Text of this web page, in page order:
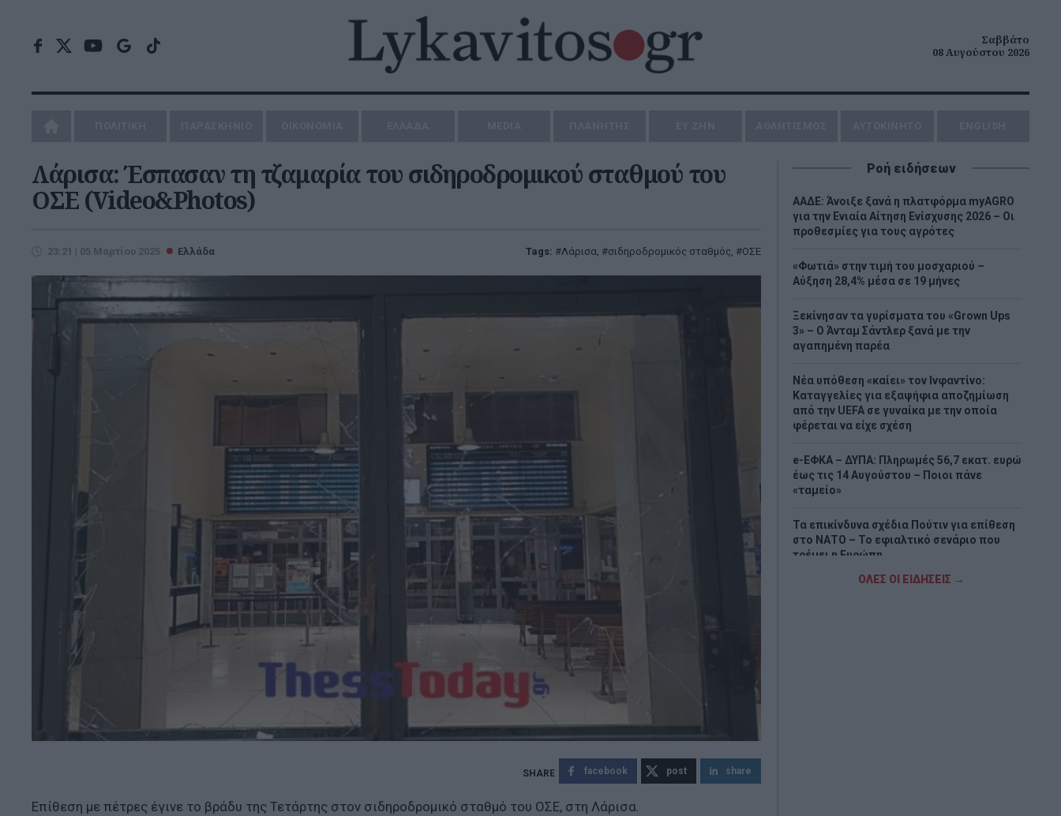
Σαββάτο
08 Αυγούστου 2026
Λάρισα: Έσπασαν τη τζαμαρία του σιδηροδρομικού σταθμού του
ΟΣΕ (Video&Photos)
23:21 | 05 Μαρτίου 2025 Ελλάδα Tags: Λάρισα, σιδηροδρομικός σταθμός, ΟΣΕ
facebook post share
Επίθεση με πέτρες έγινε το βράδυ της Τετάρτης στον σιδηροδρομικό σταθμό του ΟΣΕ, στη Λάρισα.
Ροή ειδήσεων
ΑΑΔΕ: Άνοιξε ξανά η πλατφόρμα myAGRO
για την Ενιαία Αίτηση Ενίσχυσης 2026 – Οι
προθεσμίες για τους αγρότες
«Φωτιά» στην τιμή του μοσχαριού –
Αύξηση 28,4% μέσα σε 19 μήνες
Ξεκίνησαν τα γυρίσματα του «Grown Ups
3» – Ο Άνταμ Σάντλερ ξανά με την
αγαπημένη παρέα
Νέα υπόθεση «καίει» τον Ινφαντίνο:
Καταγγελίες για εξαψήφια αποζημίωση
από την UEFA σε γυναίκα με την οποία
φέρεται να είχε σχέση
e-ΕΦΚΑ – ΔΥΠΑ: Πληρωμές 56,7 εκατ. ευρώ
έως τις 14 Αυγούστου – Ποιοι πάνε
«ταμείο»
Τα επικίνδυνα σχέδια Πούτιν για επίθεση
στο ΝΑΤΟ – Το εφιαλτικό σενάριο που
τρέμει η Ευρώπη
ΟΛΕΣ ΟΙ ΕΙΔΗΣΕΙΣ →